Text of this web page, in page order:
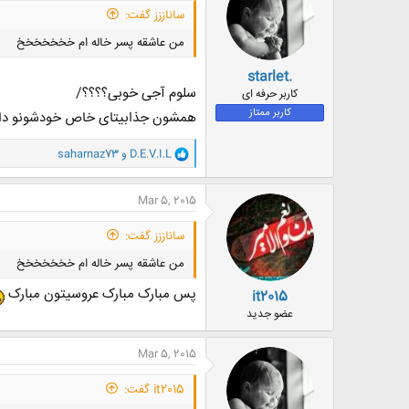
starlet.
کاربر حرفه ای
کاربر ممتاز
ساناززز گفت:
من عاشقه پسر خاله ام خخخخخخخ
سلوم آجی خوبی؟؟؟؟/
همشون جذابیتای خاص خودشونو
و
ا
ک
ش
ا
D.E.V.I.L و saharnaz73
it2015
عضو جدید
Mar 5, 2015
ساناززز گفت:
من عاشقه پسر خاله ام خخخخخخخ
پس مبارک مبارک عروسیتون مبارک
Mar 5, 2015
it2015 گفت: